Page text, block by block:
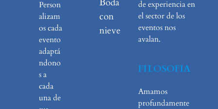
Person
alizam
os cada
evento
adaptá
ndono
s a
cada
una de
con
nieve
de experiencia en
el sector de los
eventos nos
avalan.
FILOSOFIA
Amamos
profundamente